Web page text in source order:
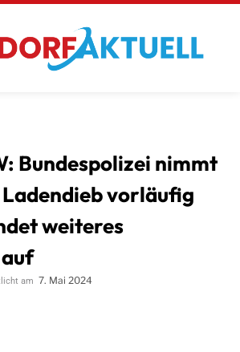
Bundespolizei nimmt
vorläufig
weiteres
am 7. Mai 2024